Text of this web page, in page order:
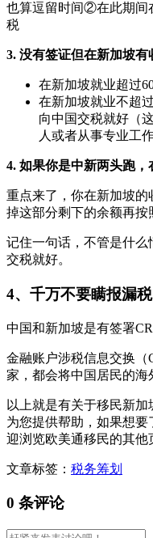
也算逗留时间②在此期间
税
3. 没有签证但在新加坡有
在新加坡就业超过
在新加坡就业不超
向中国交税就好（
人或者从事专业工
4. 如果你是中新两头跑，
重点来了，你在新加坡
掉这部分剩下的余额再按
记住一句话，不管是什
交税就好。
4、千万不要瞒报漏
中国和新加坡是有签署
金融账户涉税信息交换（
家，都会将中国居民的海
以上就是有关于移民新
为您提供帮助，如果想
迎浏览欧美通移民的其他
文章标签： 税务筹划
0 条评论